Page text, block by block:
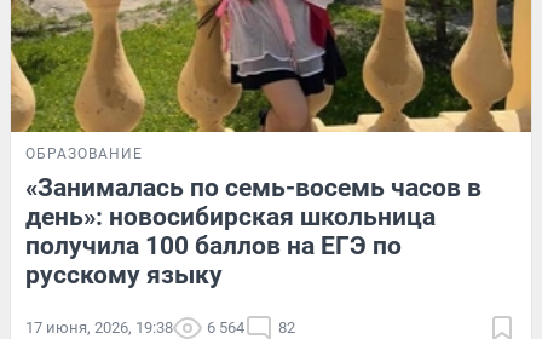
ОБРАЗОВАНИЕ
«Занималась по семь-восемь часов в
день»: новосибирская школьница
получила 100 баллов на ЕГЭ по
русскому языку
17 июня, 2026, 19:38 6 564 82